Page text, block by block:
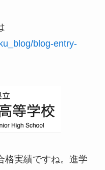
blog-entry-
格実績ですね。進学